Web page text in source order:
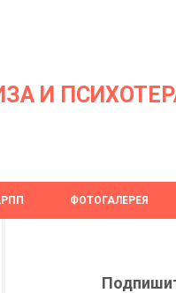
И
ФОТОГАЛЕРЕЯ